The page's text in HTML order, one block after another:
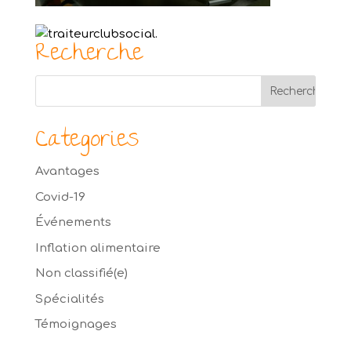
Recherche
Categories
Avantages
Covid-19
Événements
Inflation alimentaire
Non classifié(e)
Spécialités
Témoignages